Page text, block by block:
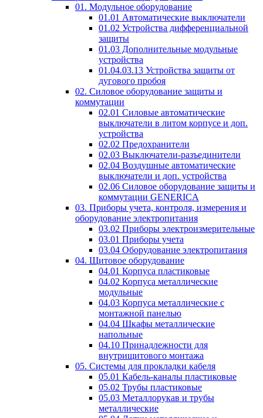
01. Модульное оборудование
01.01 Автоматические выключатели
01.02 Устройства дифференциальной
защиты
01.03 Дополнительные модульные
устройства
01.04.03.13 Устройства защиты от
дугового пробоя
02. Силовое оборудование защиты и
коммутации
02.01 Силовые автоматические
выключатели в литом корпусе и доп.
устройства
02.02 Предохранители
02.03 Выключатели-разъединители
02.04 Воздушные автоматические
выключатели и доп. устройства
02.06 Силовое оборудование защиты и
коммутации GENERICA
03. Приборы учета, контроля, измерения и
оборудование электропитания
03.02 Приборы электроизмерительные
03.01 Приборы учета
03.04 Оборудование электропитания
04. Щитовое оборудование
04.01 Корпуса пластиковые
04.02 Корпуса металлические
модульные
04.03 Корпуса металлические с
монтажной панелью
04.04 Шкафы металлические
напольные
04.10 Принадлежности для
внутрищитового монтажа
05. Системы для прокладки кабеля
05.01 Кабель-каналы пластиковые
05.02 Трубы пластиковые
05.03 Металлорукав и трубы
металлические